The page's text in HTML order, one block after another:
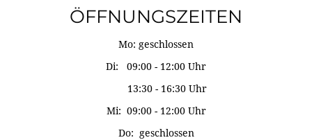
ÖFFNUNGSZEITEN
Mo: geschlossen
Di: 09:00 - 12:00 Uhr
13:30 - 16:30 Uhr
Mi: 09:00 - 12:00 Uhr
Do: geschlossen